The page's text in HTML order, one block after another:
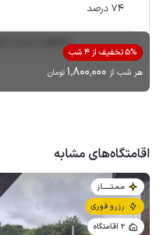
74 درصد
مشاهده حساب
5% تخفیف از 4 شب
هر شب از 1٬800٬000 تومان
اقامتگاه‌های مشابه
مـمـتــــــاز
رزرو فوری
2 اقامتگاه